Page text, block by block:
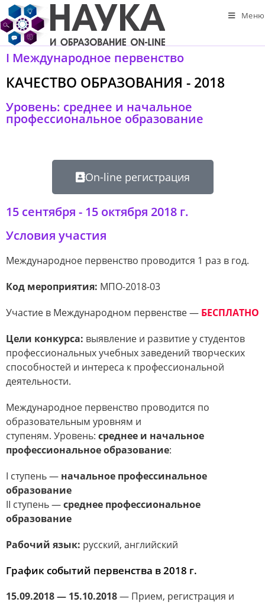
Меню
I Международное первенство
КАЧЕСТВО ОБРАЗОВАНИЯ - 2018
Уровень: среднее и начальное
профессиональное образование
On-line регистрация
15 сентября - 15 октября 2018 г.
Условия участия
Международное первенство проводится 1 раз в год.
Код мероприятия: МПО-2018-03
Участие в Международном первенстве — БЕСПЛАТНО
Цели конкурса: выявление и развитие у студентов
профессиональных учебных заведений творческих
способностей и интереса к профессиональной
деятельности.
Международное первенство проводится по
образовательным уровням и
ступеням. Уровень: среднее и начальное
профессиональное образование:
I ступень — начальное профессинальное
образование
II ступень —среднее профессиональное
образование
Рабочий язык: русский, английский
График событий первенства в 2018 г.
15.09.2018 — 15.10.2018— Прием, регистрация и